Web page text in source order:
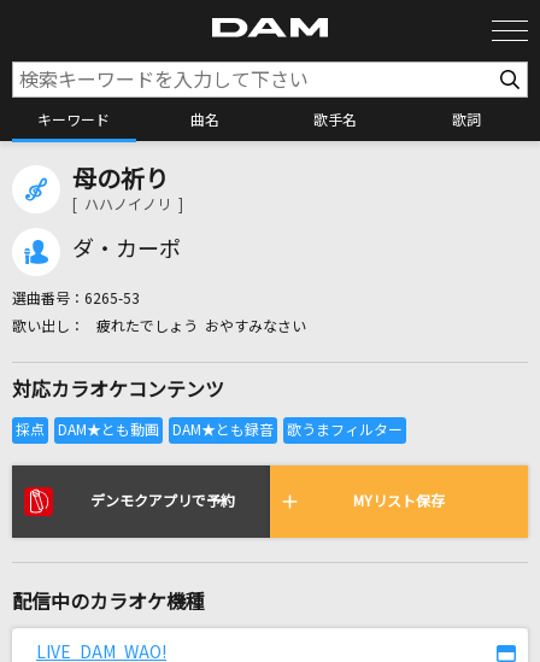
キーワード 曲名 歌手名 歌詞
全国りれき
リアルタイムで歌われている曲の一覧
ゆけむり魂温泉
母の祈り
[ ハハノイノリ ]
ダ・カーポ
選曲番号： 6265-53
疲れたでしょう おやすみなさい
対応カラオケコンテンツ
デンモクアプリで予約 MYリスト保存
配信中のカラオケ機種
LIVE DAM WAO!